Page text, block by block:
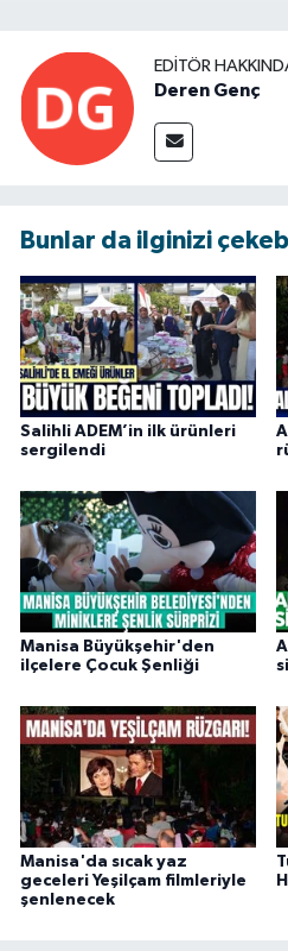
EDITÖR
Deren Genç
Bunlar da ilginizi
Salihli ADEM’in ilk ürünleri
sergilendi
Manisa Büyükşehir'den
ilçelere Çocuk Şenliği
Manisa'da sıcak yaz
geceleri Yeşilçam filmleriyle
şenlenecek